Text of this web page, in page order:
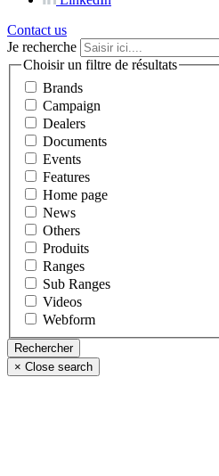
Contact us
Je recherche
Choisir un filtre de résultats
Brands
Campaign
Dealers
Documents
Events
Features
Home page
News
Others
Produits
Ranges
Sub Ranges
Videos
Webform
× Close search